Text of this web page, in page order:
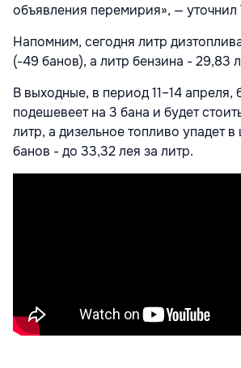
объявления перемирия», — уточнил
Напомним, сегодня литр
(-49 банов), а литр бензина - 29,83
В выходные, в период 11–14 апреля,
подешевеет на 3 бана и будет
литр, а дизельное топливо упадет в
банов - до 33,32 лея за литр.